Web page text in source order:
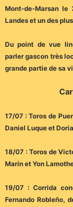
Mont-de-Marsan
Landes et un des
Du point de vue
parler gascon très
grande partie de sa
17/07 : Toros de
Daniel Luque et
18/07 : Toros de
Marín et Yon
19/07 : Corrida
Fernando Robleño,